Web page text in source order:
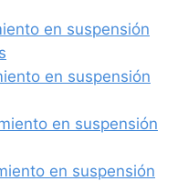
en suspensión
en suspensión
en suspensión
en suspensión